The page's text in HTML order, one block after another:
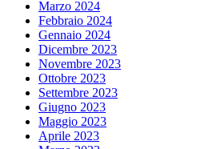
Marzo 2024
Febbraio 2024
Gennaio 2024
Dicembre 2023
Novembre 2023
Ottobre 2023
Settembre 2023
Giugno 2023
Maggio 2023
Aprile 2023